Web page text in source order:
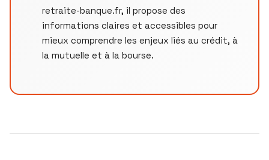
retraite-banque.fr, il propose des
informations claires et accessibles pour
mieux comprendre les enjeux liés au crédit, à
la mutuelle et à la bourse.